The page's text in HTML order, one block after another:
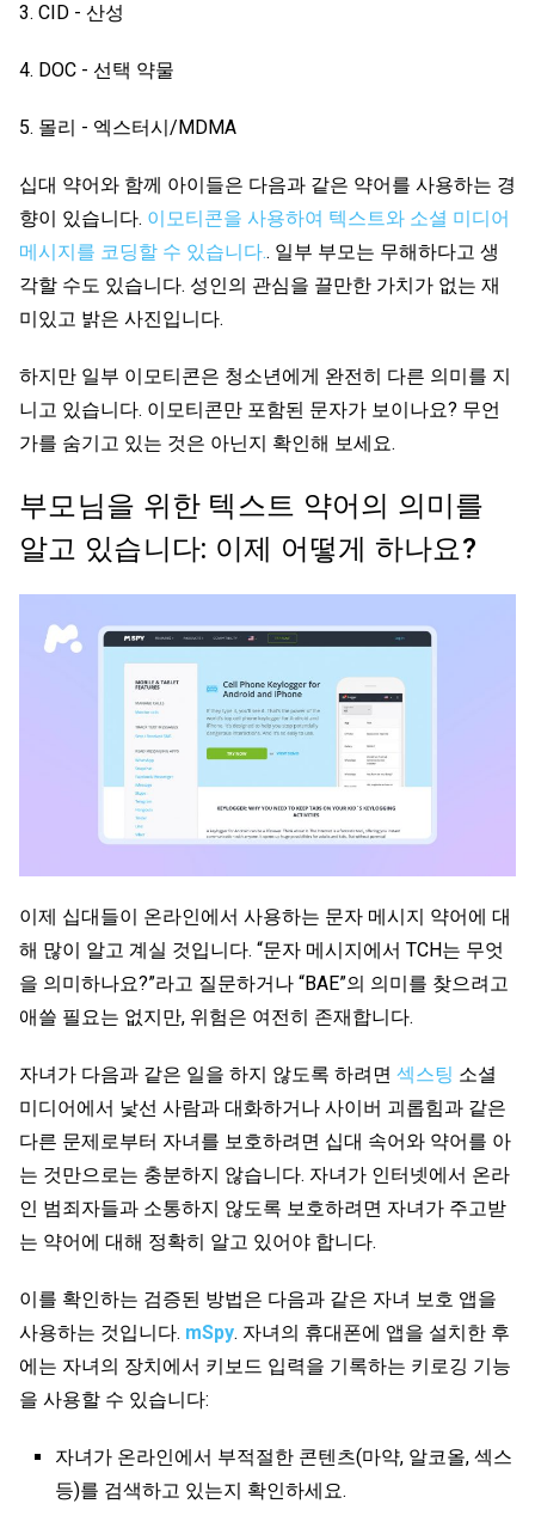
CID - 산성
DOC - 선택 약물
몰리 - 엑스터시/MDMA
십대 약어와 함께 아이들은 다음과 같은 약어를 사용하는 경
향이 있습니다. 이모티콘을 사용하여 텍스트와 소셜 미디어
메시지를 코딩할 수 있습니다.. 일부 부모는 무해하다고 생
각할 수도 있습니다. 성인의 관심을 끌만한 가치가 없는 재
미있고 밝은 사진입니다.
하지만 일부 이모티콘은 청소년에게 완전히 다른 의미를 지
니고 있습니다. 이모티콘만 포함된 문자가 보이나요? 무언
가를 숨기고 있는 것은 아닌지 확인해 보세요.
부모님을 위한 텍스트 약어의 의미를
알고 있습니다: 이제 어떻게 하나요?
이제 십대들이 온라인에서 사용하는 문자 메시지 약어에 대
해 많이 알고 계실 것입니다. “문자 메시지에서 TCH는 무엇
을 의미하나요?”라고 질문하거나 “BAE”의 의미를 찾으려고
애쓸 필요는 없지만, 위험은 여전히 존재합니다.
자녀가 다음과 같은 일을 하지 않도록 하려면 섹스팅 소셜
미디어에서 낯선 사람과 대화하거나 사이버 괴롭힘과 같은
다른 문제로부터 자녀를 보호하려면 십대 속어와 약어를 아
는 것만으로는 충분하지 않습니다. 자녀가 인터넷에서 온라
인 범죄자들과 소통하지 않도록 보호하려면 자녀가 주고받
는 약어에 대해 정확히 알고 있어야 합니다.
이를 확인하는 검증된 방법은 다음과 같은 자녀 보호 앱을
사용하는 것입니다. mSpy. 자녀의 휴대폰에 앱을 설치한 후
에는 자녀의 장치에서 키보드 입력을 기록하는 키로깅 기능
을 사용할 수 있습니다:
자녀가 온라인에서 부적절한 콘텐츠(마약, 알코올, 섹스
등)를 검색하고 있는지 확인하세요.